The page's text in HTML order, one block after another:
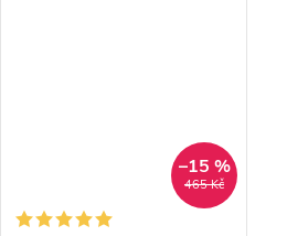
465 Kč
–15 %